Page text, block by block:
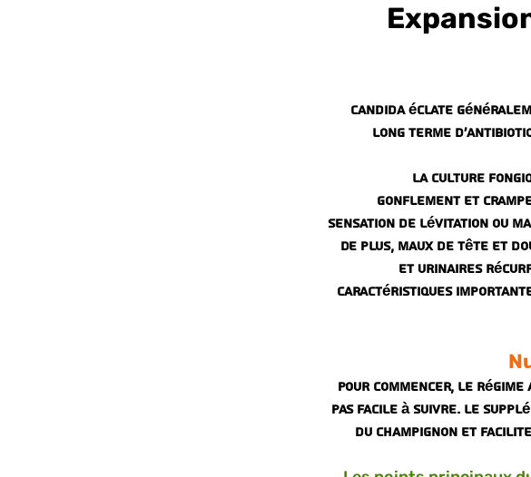
Candida éclate
long terme
La culture
gonflement et
sensation de lévitation ou
De plus, maux de tête et
et urinaires
caractéristiques
Pour commencer, le
pas facile à suivre. Le
du champignon et